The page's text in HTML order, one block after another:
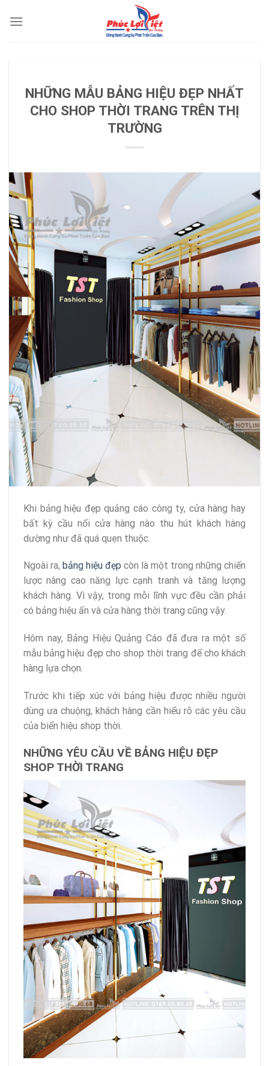
NHỮNG MẪU BẢNG HIỆU ĐẸP NHẤT
CHO SHOP THỜI TRANG TRÊN THỊ
TRƯỜNG
Khi bảng hiệu đẹp quảng cáo công ty, cửa hàng hay
bất kỳ cầu nối cửa hàng nào thu hút khách hàng
dường như đã quá quen thuộc.
Ngoài ra, bảng hiệu đẹp còn là một trong những chiến
lược nâng cao năng lực cạnh tranh và tăng lượng
khách hàng. Vì vậy, trong mỗi lĩnh vực đều cần phải
có bảng hiệu ấn và cửa hàng thời trang cũng vậy.
Hôm nay, Bảng Hiệu Quảng Cáo đã đưa ra một số
mẫu bảng hiệu đẹp cho shop thời trang để cho khách
hàng lựa chọn.
Trước khi tiếp xúc với bảng hiệu được nhiều người
dùng ưa chuộng, khách hàng cần hiểu rõ các yêu cầu
của biển hiệu shop thời.
NHỮNG YÊU CẦU VỀ BẢNG HIỆU ĐẸP
SHOP THỜI TRANG